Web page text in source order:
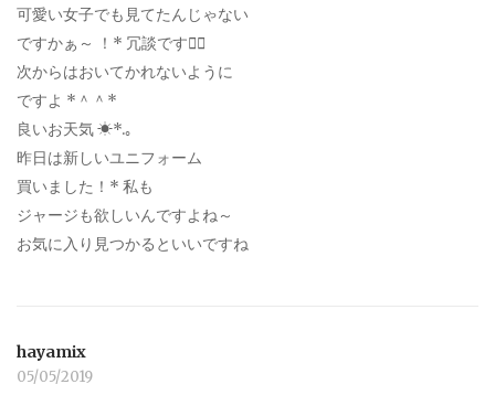
可愛い女子でも見てたんじゃない
ですかぁ～ ！* 冗談です笑⃝
次からはおいてかれないように
ですよ *＾＾*
良いお天気 ☀︎*.｡
昨日は新しいユニフォーム
買いました！* 私も
ジャージも欲しいんですよね～
お気に入り見つかるといいですね
hayamix
05/05/2019